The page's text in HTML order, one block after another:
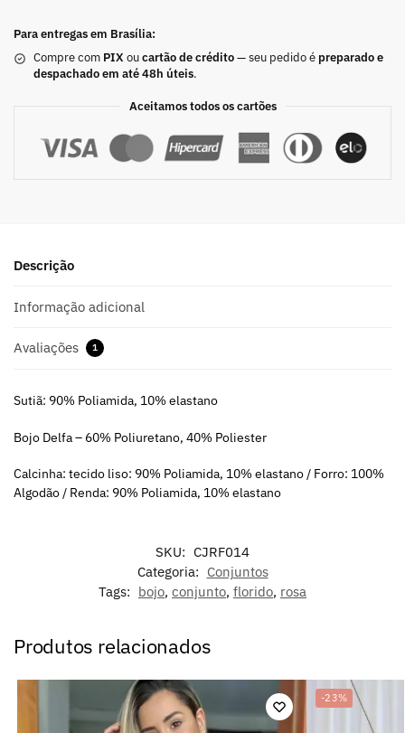
Para entregas em Brasília:
Compre com PIX oucartão de crédito— seu pedido é preparado e
despachado em até 48h úteis.
Aceitamos todos os cartões
Descrição
Informação adicional
Avaliações 1
Sutiã: 90% Poliamida, 10% elastano
Bojo Delfa – 60% Poliuretano, 40% Poliester
Calcinha: tecido liso: 90% Poliamida, 10% elastano / Forro: 100%
Algodão / Renda: 90% Poliamida, 10% elastano
SKU: CJRF014
Categoria: Conjuntos
Tags: bojo, conjunto, florido, rosa
Produtos relacionados
-23%